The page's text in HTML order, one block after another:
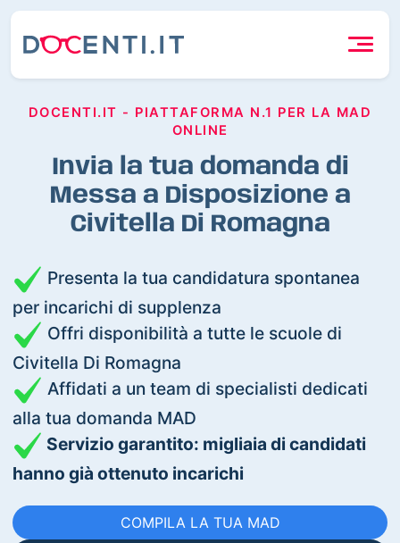
DOCENTI.IT - PIATTAFORMA N.1 PER LA MAD
ONLINE
Invia la tua domanda di
Messa a Disposizione a
Civitella Di Romagna
Presenta la tua candidatura spontanea
per incarichi di supplenza
Offri disponibilità a tutte le scuole di
Civitella Di Romagna
Affidati a un team di specialisti dedicati
alla tua domanda MAD
Servizio garantito: migliaia di candidati
hanno già ottenuto incarichi
COMPILA LA TUA MAD